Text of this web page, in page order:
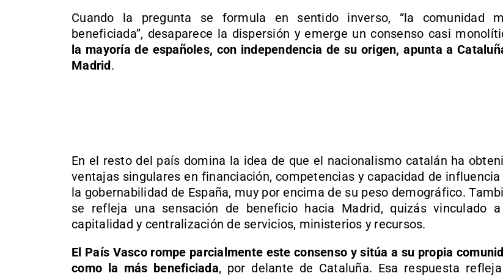
Cuando la pregunta se formula en sentido inverso, “la comunidad
beneficiada”, desaparece la dispersión y emerge un consenso casi
la mayoría de españoles, con independencia de su origen, apunta a
Madrid.
En el resto del país domina la idea de que el nacionalismo catalán ha
ventajas singulares en financiación, competencias y capacidad de influencia
la gobernabilidad de España, muy por encima de su peso demográfico.
se refleja una sensación de beneficio hacia Madrid, quizás vinculado
capitalidad y centralización de servicios, ministerios y recursos.
El País Vasco rompe parcialmente este consenso y sitúa a su propia
como la más beneficiada, por delante de Cataluña. Esa respuesta